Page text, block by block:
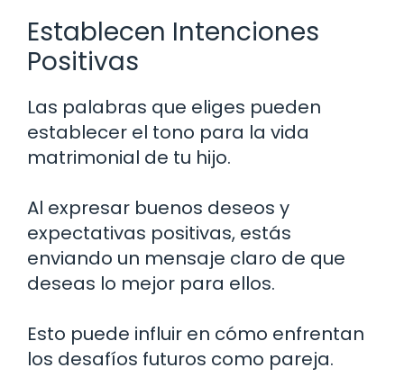
Establecen Intenciones
Positivas
Las palabras que eliges pueden
establecer el tono para la vida
matrimonial de tu hijo.
Al expresar buenos deseos y
expectativas positivas, estás
enviando un mensaje claro de que
deseas lo mejor para ellos.
Esto puede influir en cómo enfrentan
los desafíos futuros como pareja.